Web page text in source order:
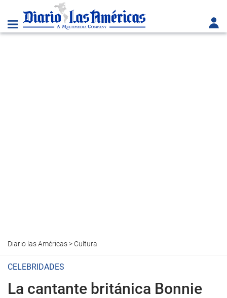
Diario las Américas> Cultura
CELEBRIDADES
La cantante británica Bonnie